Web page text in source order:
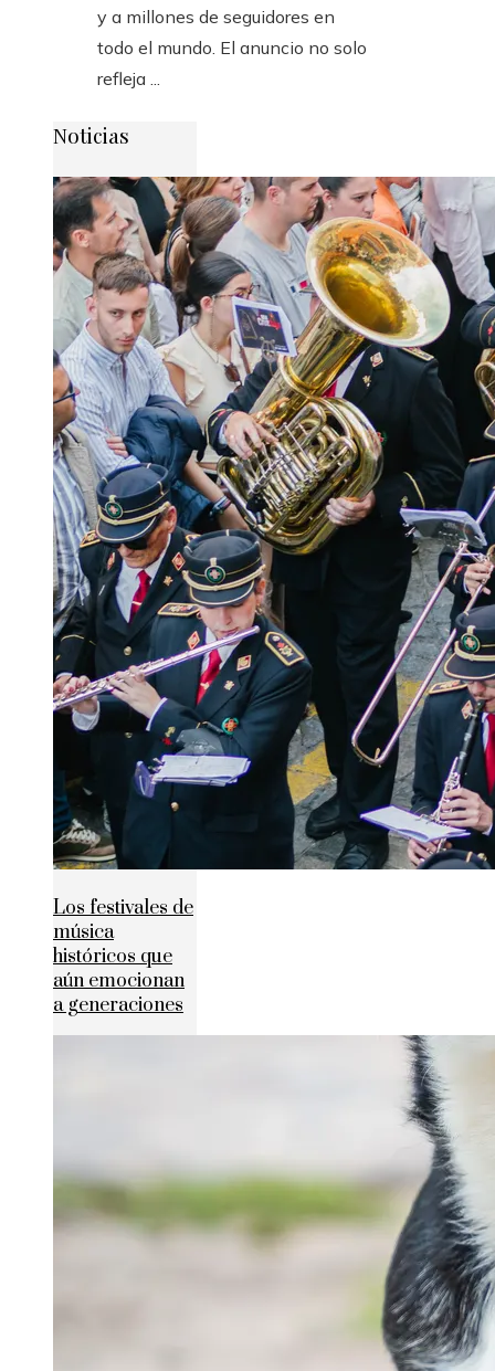
y a millones de seguidores en
todo el mundo. El anuncio no solo
refleja ...
Noticias
Los festivales de
música
históricos que
aún emocionan
a generaciones